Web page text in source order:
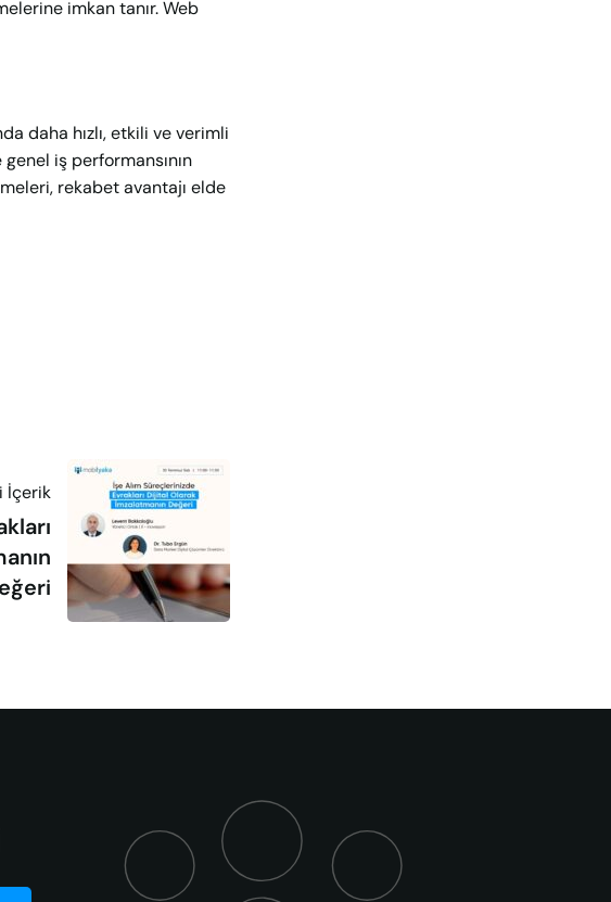
imkan tanır. Web
daha hızlı, etkili ve verimli
iş performansının
rekabet avantajı elde
İçerik